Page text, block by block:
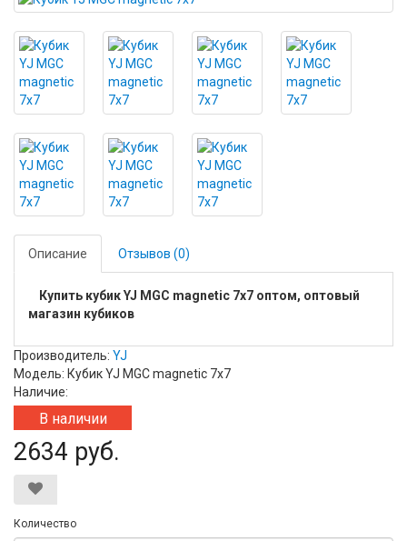
Описание Отзывов (0)
Купить кубик YJ MGC magnetic 7x7 оптом, оптовый
магазин кубиков
Производитель: YJ
Модель: Кубик YJ MGC magnetic 7x7
Наличие:
В наличии
2634 руб.
Количество